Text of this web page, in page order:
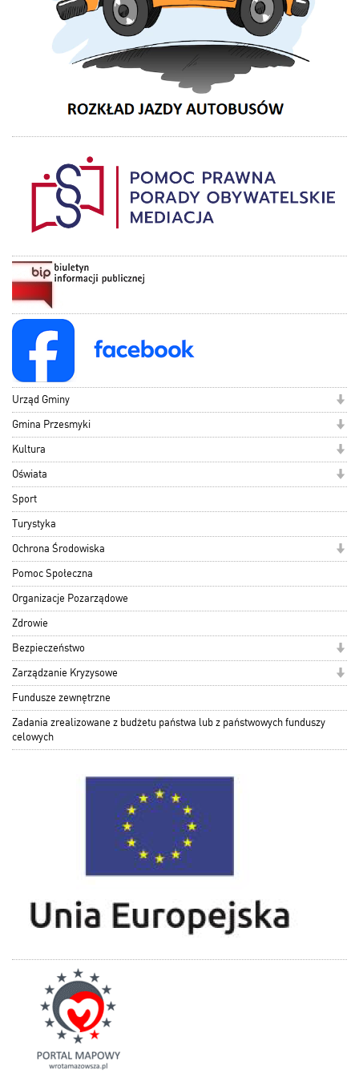
Urząd Gminy
Gmina Przesmyki
Kultura
Oświata
Sport
Turystyka
Ochrona Środowiska
Pomoc Społeczna
Organizacje Pozarządowe
Zdrowie
Bezpieczeństwo
Zarządzanie Kryzysowe
Fundusze zewnętrzne
Zadania zrealizowane z budżetu państwa lub z państwowych funduszy
celowych